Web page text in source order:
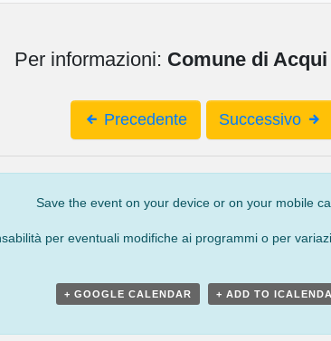
Per informazioni: Comune di Acqui
Precedente Successivo
Save the event on your device or on your mobile
per eventuali modifiche ai programmi o per
+ GOOGLE CALENDAR + ADD TO